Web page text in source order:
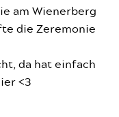
am Wienerberg
die Zeremonie
da hat einfach
<3